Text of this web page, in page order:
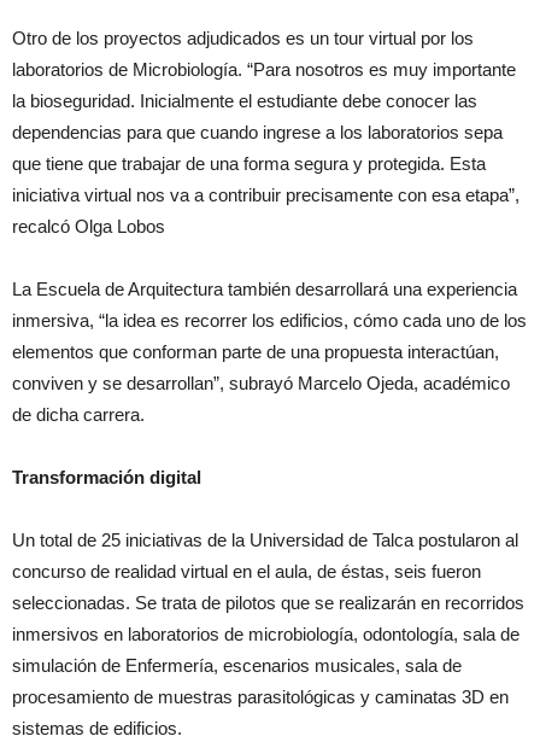
Otro de los proyectos adjudicados es un tour virtual por los
laboratorios de Microbiología. “Para nosotros es muy importante
la bioseguridad. Inicialmente el estudiante debe conocer las
dependencias para que cuando ingrese a los laboratorios sepa
que tiene que trabajar de una forma segura y protegida. Esta
iniciativa virtual nos va a contribuir precisamente con esa etapa”,
recalcó Olga Lobos
La Escuela de Arquitectura también desarrollará una experiencia
inmersiva, “la idea es recorrer los edificios, cómo cada uno de los
elementos que conforman parte de una propuesta interactúan,
conviven y se desarrollan”, subrayó Marcelo Ojeda, académico
de dicha carrera.
Transformación digital
Un total de 25 iniciativas de la Universidad de Talca postularon al
concurso de realidad virtual en el aula, de éstas, seis fueron
seleccionadas. Se trata de pilotos que se realizarán en recorridos
inmersivos en laboratorios de microbiología, odontología, sala de
simulación de Enfermería, escenarios musicales, sala de
procesamiento de muestras parasitológicas y caminatas 3D en
sistemas de edificios.